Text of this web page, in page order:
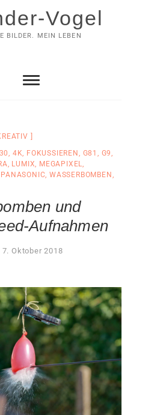
Vogel
BILDER. MEIN LEBEN
30, 4K, FOKUSSIEREN , G81 , G9,
, LUMIX, MEGAPIXEL,
PANASONIC,WASSERBOMBEN ,
und
Aufnahmen
7. Oktober 2018